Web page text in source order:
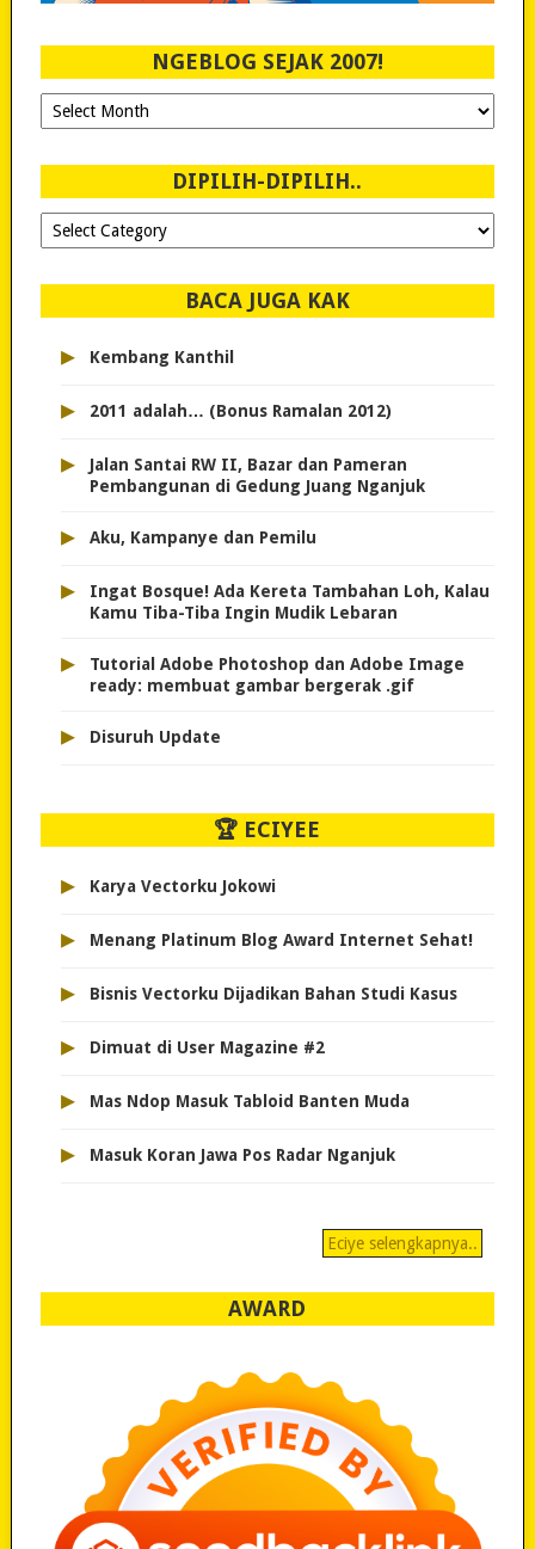
NGEBLOG SEJAK 2007!
Ngeblog
Sejak
DIPILIH-DIPILIH..
Dipilih-
dipilih..
BACA JUGA KAK
▸ Kembang Kanthil
▸ 2011 adalah… (Bonus Ramalan 2012)
▸
Jalan Santai RW II, Bazar dan Pameran
Pembangunan di Gedung Juang Nganjuk
▸ Aku, Kampanye dan Pemilu
▸
Ingat Bosque! Ada Kereta Tambahan Loh, Kalau
Kamu Tiba-Tiba Ingin Mudik Lebaran
▸
Tutorial Adobe Photoshop dan Adobe Image
ready: membuat gambar bergerak .gif
▸ Disuruh Update
🏆 ECIYEE
▸ Karya Vectorku Jokowi
▸ Menang Platinum Blog Award Internet Sehat!
▸ Bisnis Vectorku Dijadikan Bahan Studi Kasus
▸ Dimuat di User Magazine #2
▸ Mas Ndop Masuk Tabloid Banten Muda
▸ Masuk Koran Jawa Pos Radar Nganjuk
Eciye selengkapnya..
AWARD